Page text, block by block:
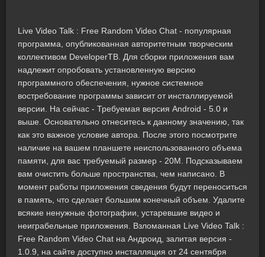
Live Video Talk : Free Random Video Chat - популярная
программа, опубликованная авторитетным творческим
коллективом DeveloperTB. Для сборки приложения вам
надлежит опробовать установленную версию
программного обеспечения, нужное системное
востребование программы зависит от инсталлируемой
версии. На сейчас - Требуемая версия Android - 5.0 и
выше. Основательно отнеситесь к данному значению, так
как это важное условие автора. После этого посмотрите
наличие на вашем планшете неиспользованного объема
памяти, для вас требуемый размер - 20M. Подсказываем
вам очистить больше пространства, чем написано. В
момент работы приложения сведения будут переноситься
в память, что сделает большим конечный объем. Удалите
всякие ненужные фотографии, устаревшие видео и
неиграбельные приложения. Взломанная Live Video Talk :
Free Random Video Chat на Андроид, залитая версия -
1.0.9, на сайте доступно инсталляция от 24 сентября